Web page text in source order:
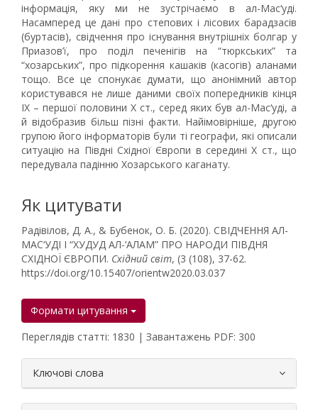
інформація, яку ми не зустрічаємо в ал-Мас‘уді.
Насамперед це дані про степових і лісових барадзасів
(буртасів), свідчення про існування внутрішніх болгар у
Приазов’ї, про поділ печенігів на “тюркських” та
“хозарських”, про підкорення кашаків (касогів) аланами
тощо. Все це спонукає думати, що анонімний автор
користувався не лише даними своїх попередників кінця
IX – першої половини X ст., серед яких був ал-Мас‘уді, а
й відобразив більш пізні факти. Найімовірніше, другою
групою його інформаторів були ті географи, які описали
ситуацію на Півдні Східної Європи в середині Х ст., що
передувала падінню Хозарського каганату.
Як цитувати
Радівілов, Д. А., & Бубенок, О. Б. (2020). СВІДЧЕННЯ АЛ-
МАС‘УДІ І “ХУДУД АЛ-‘АЛАМ” ПРО НАРОДИ ПІВДНЯ
СХІДНОЇ ЄВРОПИ. Східний світ, (3 (108), 37-62.
https://doi.org/10.15407/orientw2020.03.037
Формати цитування
Переглядів статті: 1830 | Завантажень PDF: 300
Ключові слова